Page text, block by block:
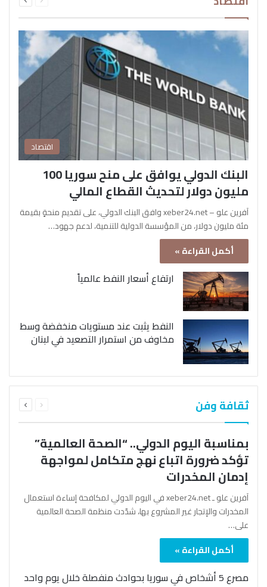
اقتصاد
البنك الدولي يوافق على منح سوريا 100
مليون دولار لتحديث القطاع المالي
آفرين علو – xeber24.net وافق البنك الدولي، على تقديم منحةٍ بقيمة
مئة مليون دولار، من المؤسسة الدولية للتنمية، لدعم جهود…
أكمل القراءة »
ارتفاع أسعار النفط عالمياً
النفط يثبت عند مستويات منخفضة وسط
مخاوف من استمرار التصعيد في لبنان
ثقافة وفن الصفحةالصفحة
بمناسبة اليوم الدولي.. “الصحة العالمية”
تؤكد ضرورة اتباع نهج متكامل لمواجهة
إدمان المخدرات
آفرين علو ـ xeber24.net في اليوم الدولي لمكافحة إساءة استعمال
المخدرات والإتجار غير المشروع بها، شدّدت منظمة الصحة العالمية
على…
أكمل القراءة »
مصرع 5 أشخاص في سوريا بحوادث منفصلة خلال يوم واحد